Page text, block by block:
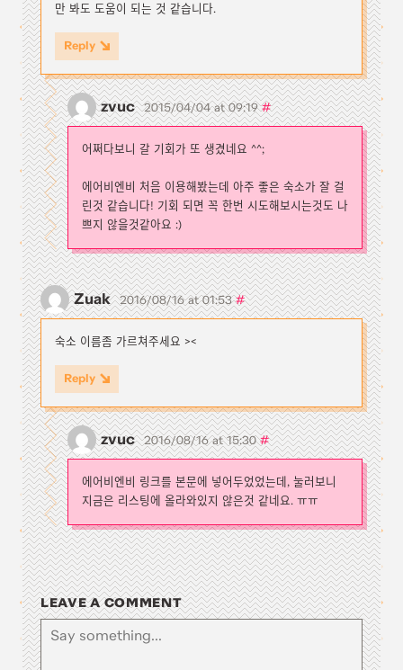
만 봐도 도움이 되는 것 같습니다.
Reply
zvuc 2015/04/04 at 09:19#
어쩌다보니 갈 기회가 또 생겼네요 ^^;
에어비엔비 처음 이용해봤는데 아주 좋은 숙소가 잘 걸
린것 같습니다! 기회 되면 꼭 한번 시도해보시는것도 나
쁘지 않을것같아요 :)
Zuak 2016/08/16 at 01:53#
숙소 이름좀 가르쳐주세요 ><
Reply
zvuc 2016/08/16 at 15:30#
에어비엔비 링크를 본문에 넣어두었었는데, 눌러보니
지금은 리스팅에 올라와있지 않은것 같네요. ㅠㅠ
LEAVE A COMMENT